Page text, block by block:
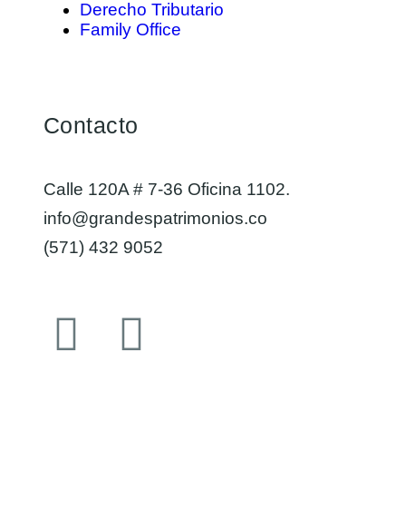
Derecho Tributario
Family Office
Contacto
Calle 120A # 7-36 Oficina 1102.
info@grandespatrimonios.co
(571) 432 9052